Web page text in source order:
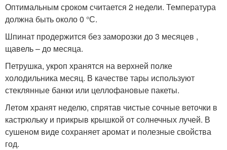
Оптимальным сроком считается 2 недели. Температура
должна быть около 0 °С.
Шпинат продержится без заморозки до 3 месяцев ,
щавель – до месяца.
Петрушка, укроп хранятся на верхней полке
холодильника месяц. В качестве тары используют
стеклянные банки или целлофановые пакеты.
Летом хранят неделю, спрятав чистые сочные веточки в
кастрюльку и прикрыв крышкой от солнечных лучей. В
сушеном виде сохраняет аромат и полезные свойства
год.